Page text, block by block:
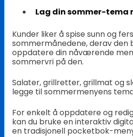
Lag din sommer-tema
Kunder liker å spise sunn og
sommermånedene, derav den
oppdatere din nåværende
sommervri på den.
Salater, grillretter, grillmat og
legge til sommermenyens
For enkelt å oppdatere og
kan du bruke en interaktiv
en tradisjonell pocketbok-